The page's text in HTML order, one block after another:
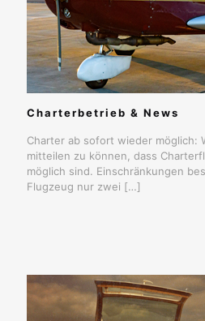
Charterbetrieb & News
Charter ab sofort wieder möglich:
mitteilen zu können, dass
möglich sind. Einschränkungen
Flugzeug nur zwei […]